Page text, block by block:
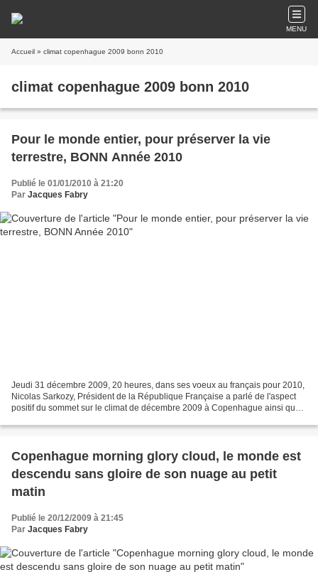
MENU
Accueil » climat copenhague 2009 bonn 2010
climat copenhague 2009 bonn 2010
Pour le monde entier, pour préserver la vie
terrestre, BONN Année 2010
Publié le 01/01/2010 à 21:20
Par Jacques Fabry
Jeudi 31 décembre 2009, 20 heures, dans ses voeux au français pour 2010,
Nicolas Sarkozy, Président de la République Française a parlé de l'aspect
positif du sommet sur le climat de décembre 2009 à Copenhague ainsi que
Copenhague morning glory cloud, le monde est
descendu sans gloire de son nuage au petit
matin
Publié le 20/12/2009 à 21:45
Par Jacques Fabry